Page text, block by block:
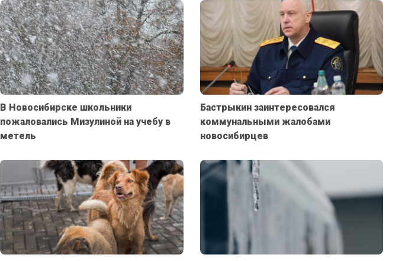
В Новосибирске школьники
пожаловались Мизулиной на учебу в
метель
Бастрыкин заинтересовался
коммунальными жалобами
новосибирцев